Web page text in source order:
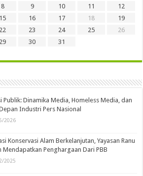
8 9 10 11
12
15 16 17 18
19
22 23 24 25
26
29 30
31
Publik: Dinamika Media, Homeless Media, dan
Industri Pers Nasional
2026
Konservasi Alam Berkelanjutan, Yayasan Ranu
Mendapatkan Penghargaan Dari PBB
2025